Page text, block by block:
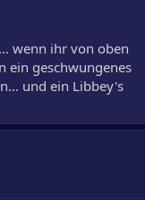
wenn ihr von oben
ein geschwungenes
und ein Libbey's